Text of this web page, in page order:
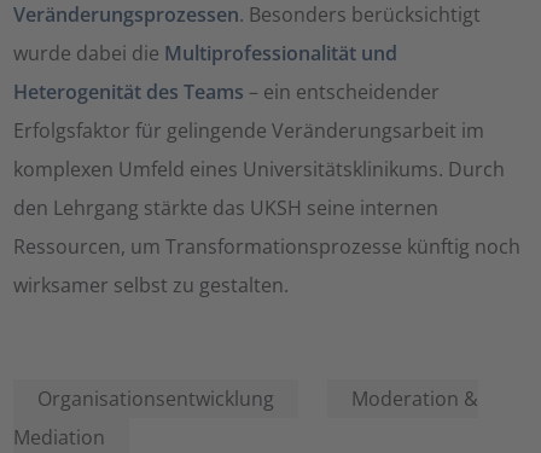
Veränderungsprozessen. Besonders berücksichtigt
wurde dabei die Multiprofessionalität und
Heterogenität des Teams – ein entscheidender
Erfolgsfaktor für gelingende Veränderungsarbeit im
komplexen Umfeld eines Universitätsklinikums. Durch
den Lehrgang stärkte das UKSH seine internen
Ressourcen, um Transformationsprozesse künftig noch
wirksamer selbst zu gestalten.
Organisationsentwicklung
Moderation &
Mediation